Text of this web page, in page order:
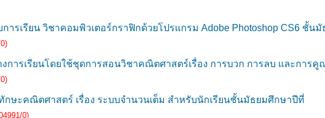
ารเรียน วิชาคอมพิวเตอร์กราฟิกด้วยโปรแกรม Adobe Photoshop CS6 ชั้น
การเรียนโดยใช้ชุดการสอนวิชาคณิตศาสตร์เรื่อง การบวก การลบ และการ
กษะคณิตศาสตร์ เรื่อง ระบบจำนวนเต็ม สำหรับนักเรียนชั้นมัธยมศึกษาปีที่
0)